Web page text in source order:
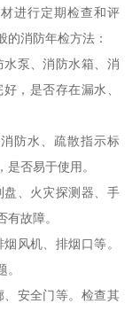
进行定期检查和评
消防年检方法：
泵、消防水箱、消
，是否存在漏水、
防水、疏散指示标
否易于使用。
、火灾探测器、手
故障。
风机、排烟口等。
安全门等。检查其